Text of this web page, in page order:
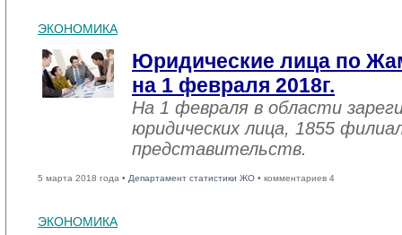
ЭКОНОМИКА
Юридические лица по
на 1 февраля 2018г.
На 1 февраля в области
юридических лица, 1855
представительств.
5 марта 2018 года • Департамент статистики ЖО • комментариев 4
ЭКОНОМИКА